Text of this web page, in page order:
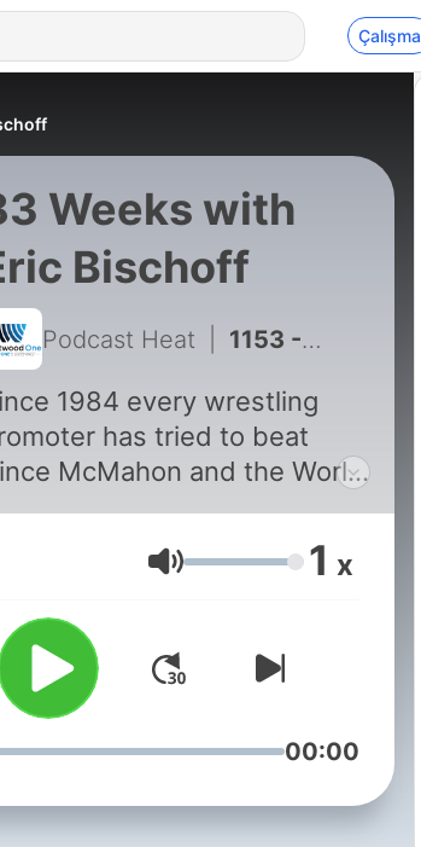
Çalışma
Weeks with
Bischoff
Podcast Heat 1153 - Episode 438: SummerSlam LIVE Reaction
1984 every wrestling
has tried to beat
McMahon and the World
Federation
except one,
Bischoff. From a "C-Team
to the President of
Eric did it all! The nWo,
Night Nitro, and most
beating Vince not
but 83 times in a row!
Eric Bischoff and Conrad
Ses 1 x
00:00